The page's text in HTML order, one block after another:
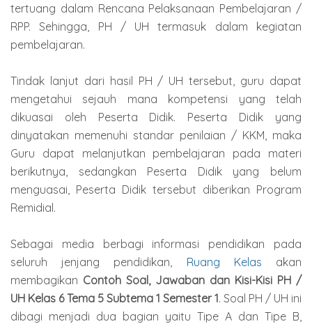
tertuang dalam Rencana Pelaksanaan Pembelajaran /
RPP. Sehingga, PH / UH termasuk dalam kegiatan
pembelajaran.
Tindak lanjut dari hasil PH / UH tersebut, guru dapat
mengetahui sejauh mana kompetensi yang telah
dikuasai oleh Peserta Didik. Peserta Didik yang
dinyatakan memenuhi standar penilaian / KKM, maka
Guru dapat melanjutkan pembelajaran pada materi
berikutnya, sedangkan Peserta Didik yang belum
menguasai, Peserta Didik tersebut diberikan Program
Remidial.
Sebagai media berbagi informasi pendidikan pada
seluruh jenjang pendidikan, Ruang Kelas akan
membagikan Contoh Soal, Jawaban dan Kisi-Kisi PH /
UH Kelas 6 Tema 5 Subtema 1 Semester 1. Soal PH / UH ini
dibagi menjadi dua bagian yaitu Tipe A dan Tipe B,